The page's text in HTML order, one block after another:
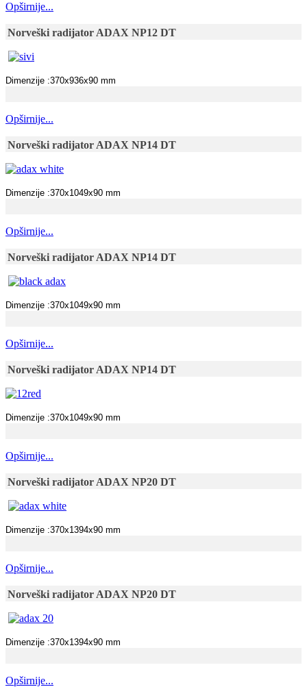
Opširnije...
Norveški radijator ADAX NP12 DT
Dimenzije :370x936x90 mm
Opširnije...
Norveški radijator ADAX NP14 DT
Dimenzije :370x1049x90 mm
Opširnije...
Norveški radijator ADAX NP14 DT
Dimenzije :370x1049x90 mm
Opširnije...
Norveški radijator ADAX NP14 DT
Dimenzije :370x1049x90 mm
Opširnije...
Norveški radijator ADAX NP20 DT
Dimenzije :370x1394x90 mm
Opširnije...
Norveški radijator ADAX NP20 DT
Dimenzije :370x1394x90 mm
Opširnije...